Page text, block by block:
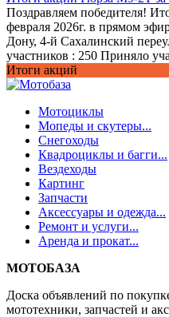
Поздравляем победителя!
февраля 2026г. в прямом
Дону, 4-й Сахалинский
участников : 250 Приняло
Итоги акций
Мотоциклы
Мопеды и скутеры...
Снегоходы
Квадроциклы и багги...
Вездеходы
Кaртинг
Запчасти
Аксессуары и одежда...
Ремонт и услуги...
Аренда и прокат...
МОТОБАЗА
Доска объявлений по
мототехники, запчастей и